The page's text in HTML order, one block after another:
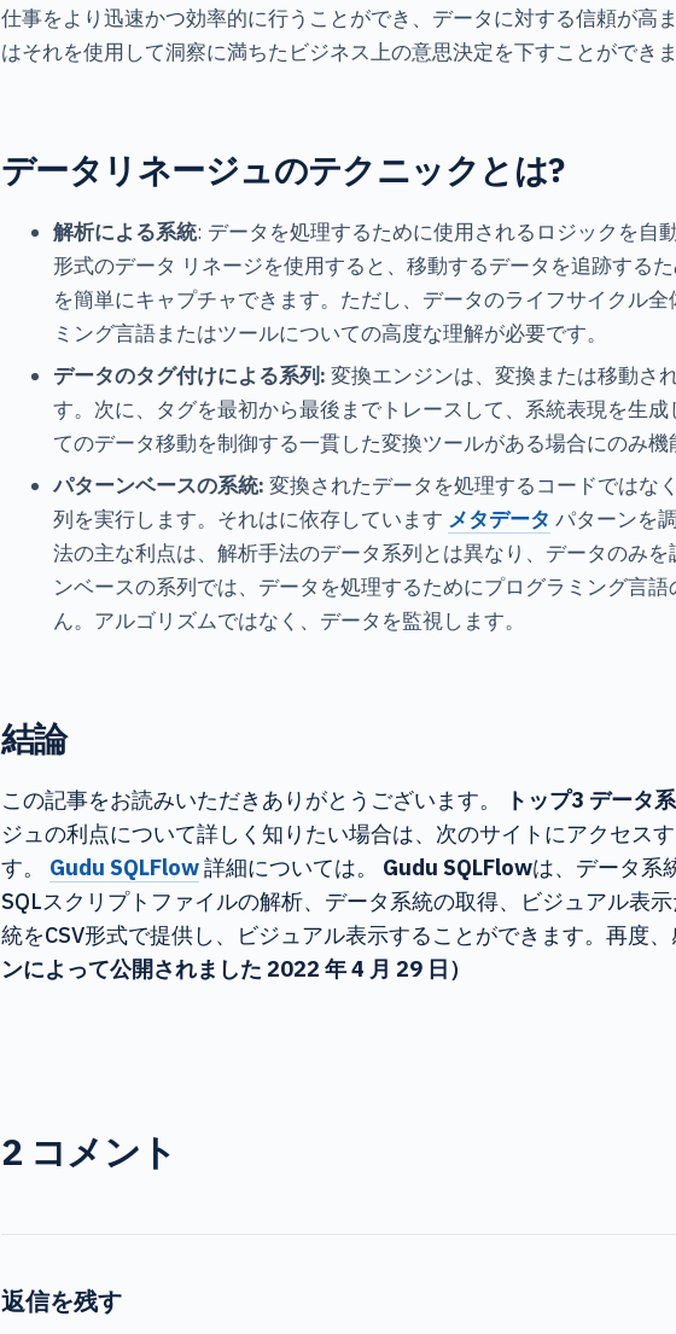
仕事をより迅速かつ効率的に行うことができ、データに対する信頼が高
はそれを使用して洞察に満ちたビジネス上の意思決定を下すことができま
データリネージュのテクニックとは?
解析による系統: データを処理するために使用されるロジックを自
形式のデータ リネージを使用すると、移動するデータを追跡する
を簡単にキャプチャできます。ただし、データのライフサイクル
ミング言語またはツールについての高度な理解が必要です。
データのタグ付けによる系列: 変換エンジンは、変換または移動さ
す。次に、タグを最初から最後までトレースして、系統表現を生
てのデータ移動を制御する一貫した変換ツールがある場合にのみ機
パターンベースの系統: 変換されたデータを処理するコードではな
列を実行します。それはに依存しています メタデータ パターンを
法の主な利点は、解析手法のデータ系列とは異なり、データのみ
ンベースの系列では、データを処理するためにプログラミング言
ん。アルゴリズムではなく、データを監視します。
結論
この記事をお読みいただきありがとうございます。 トップ3 データ
ジュの利点について詳しく知りたい場合は、次のサイトにアクセス
す。 Gudu SQLFlow詳細については。 Gudu SQLFlowは、データ系
SQLスクリプトファイルの解析、データ系統の取得、ビジュアル表
統をCSV形式で提供し、ビジュアル表示することができます。再度、
ンによって公開されました 2022 年 4 月 29 日）
2 コメント
返信を残す